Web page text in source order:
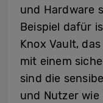
und Hardware
Beispiel dafür
Knox Vault,
mit einem
sind die
und Nutzer wie